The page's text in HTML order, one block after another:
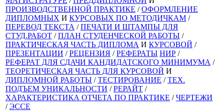
ПРОИЗВОДСТВЕННОЙ ПРАКТИКЕ /ОФОРМЛЕНИЕ
ДИПЛОМНЫХ И КУРСОВЫХ ПО МЕТОДИЧКАМ /
ПЕРЕВОД ТЕКСТА /ПЕЧАТИ И ШТАМПЫ ДЛЯ
СТУД.РАБОТ /ПЛАН СТУДЕНЧЕСКОЙ РАБОТЫ /
ПРАКТИЧЕСКАЯ ЧАСТЬ ДИПЛОМА И КУРСОВОЙ /
ПРЕЗЕНТАЦИИ /РЕЦЕНЗИЯ /РЕФЕРАТЫ НИР /
РЕФЕРАТ ДЛЯ СДАЧИ КАНДИДАТСКОГО МИНИМУМА /
ТЕОРЕТИЧЕСКАЯ ЧАСТЬ ДЛЯ КУРСОВОЙ И
ДИПЛОМНОЙ РАБОТЫ /ТЕСТИРОВАНИЕ /ТЕХ.
ПОДЪЕМ УНИКАЛЬНОСТИ /РЕРАЙТ /
ХАРАКТЕРИСТИКА ОТЧЕТА ПО ПРАКТИКЕ /ЧЕРТЕЖИ
/ЭССЕ